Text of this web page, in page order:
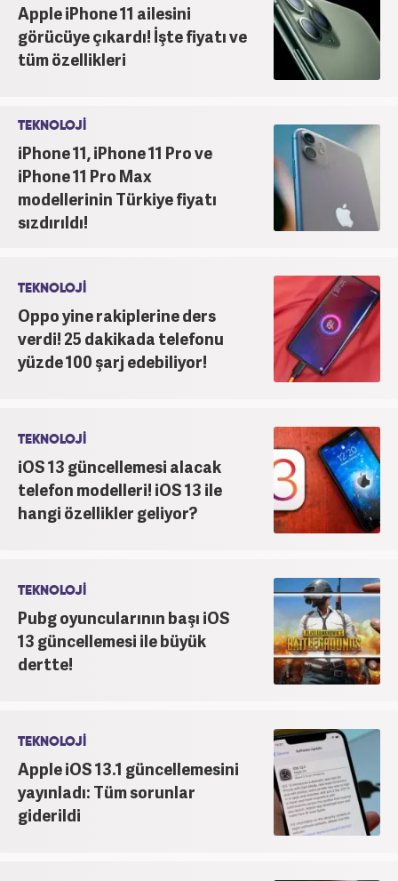
Apple iPhone 11 ailesini
görücüye çıkardı! İşte fiyatı ve
tüm özellikleri
TEKNOLOJİ
iPhone 11, iPhone 11 Pro ve
iPhone 11 Pro Max
modellerinin Türkiye fiyatı
sızdırıldı!
TEKNOLOJİ
Oppo yine rakiplerine ders
verdi! 25 dakikada telefonu
yüzde 100 şarj edebiliyor!
TEKNOLOJİ
iOS 13 güncellemesi alacak
telefon modelleri! iOS 13 ile
hangi özellikler geliyor?
TEKNOLOJİ
Pubg oyuncularının başı iOS
13 güncellemesi ile büyük
dertte!
TEKNOLOJİ
Apple iOS 13.1 güncellemesini
yayınladı: Tüm sorunlar
giderildi